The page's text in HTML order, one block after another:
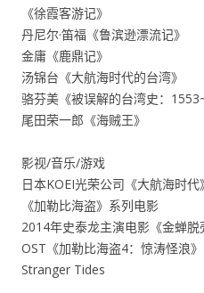
《徐霞客游记》
丹尼尔·笛福《鲁滨逊漂流记》
金庸《鹿鼎记》
汤锦台《大航海时代的台湾》
骆芬美《被误解的台湾史：
尾田荣一郎《海贼王》
影视/音乐/游戏
日本KOEI光荣公司《大航海时
《加勒比海盗》系列电影
2014年史泰龙主演电影《金蝉脱
OST《加勒比海盗4：惊涛怪浪
Stranger Tides